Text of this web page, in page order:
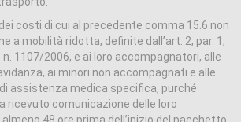
costi di cui al precedente comma 15.6 non
a mobilità ridotta, definite dall’art. 2, par. 1,
n. 1107/2006, e ai loro accompagnatori, alle
ai minori non accompagnati e alle
assistenza medica specifica, purché
ricevuto comunicazione delle loro